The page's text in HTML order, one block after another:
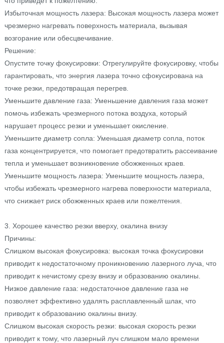
Избыточная мощность лазера: Высокая мощность лазера может
чрезмерно нагревать поверхность материала, вызывая
возгорание или обесцвечивание.
Решение:
Опустите точку фокусировки: Отрегулируйте фокусировку, чтобы
гарантировать, что энергия лазера точно сфокусирована на
точке резки, предотвращая перегрев.
Уменьшите давление газа: Уменьшение давления газа может
помочь избежать чрезмерного потока воздуха, который
нарушает процесс резки и уменьшает окисление.
Уменьшите диаметр сопла: Уменьшая диаметр сопла, поток
газа концентрируется, что помогает предотвратить рассеивание
тепла и уменьшает возникновение обожженных краев.
Уменьшите мощность лазера: Уменьшите мощность лазера,
чтобы избежать чрезмерного нагрева поверхности материала,
что снижает риск обожженных краев или пожелтения.
3. Хорошее качество резки вверху, окалина внизу
Причины:
Слишком высокая фокусировка: высокая точка фокусировки
приводит к недостаточному проникновению лазерного луча, что
приводит к нечистому срезу внизу и образованию окалины.
Низкое давление газа: недостаточное давление газа не
позволяет эффективно удалять расплавленный шлак, что
приводит к образованию окалины внизу.
Слишком высокая скорость резки: высокая скорость резки
приводит к тому, что лазерный луч слишком мало времени